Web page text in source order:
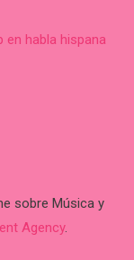
habla hispana
sobre Música y
Agency.